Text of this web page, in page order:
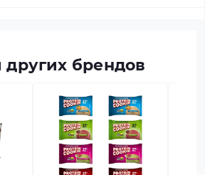
других брендов